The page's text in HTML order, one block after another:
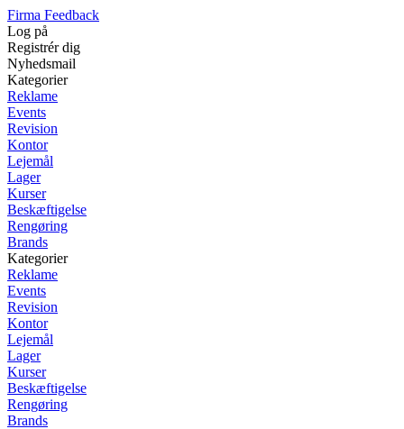
Firma Feedback
Log på
Registrér dig
Nyhedsmail
Kategorier
Reklame
Events
Revision
Kontor
Lejemål
Lager
Kurser
Beskæftigelse
Rengøring
Brands
Kategorier
Reklame
Events
Revision
Kontor
Lejemål
Lager
Kurser
Beskæftigelse
Rengøring
Brands